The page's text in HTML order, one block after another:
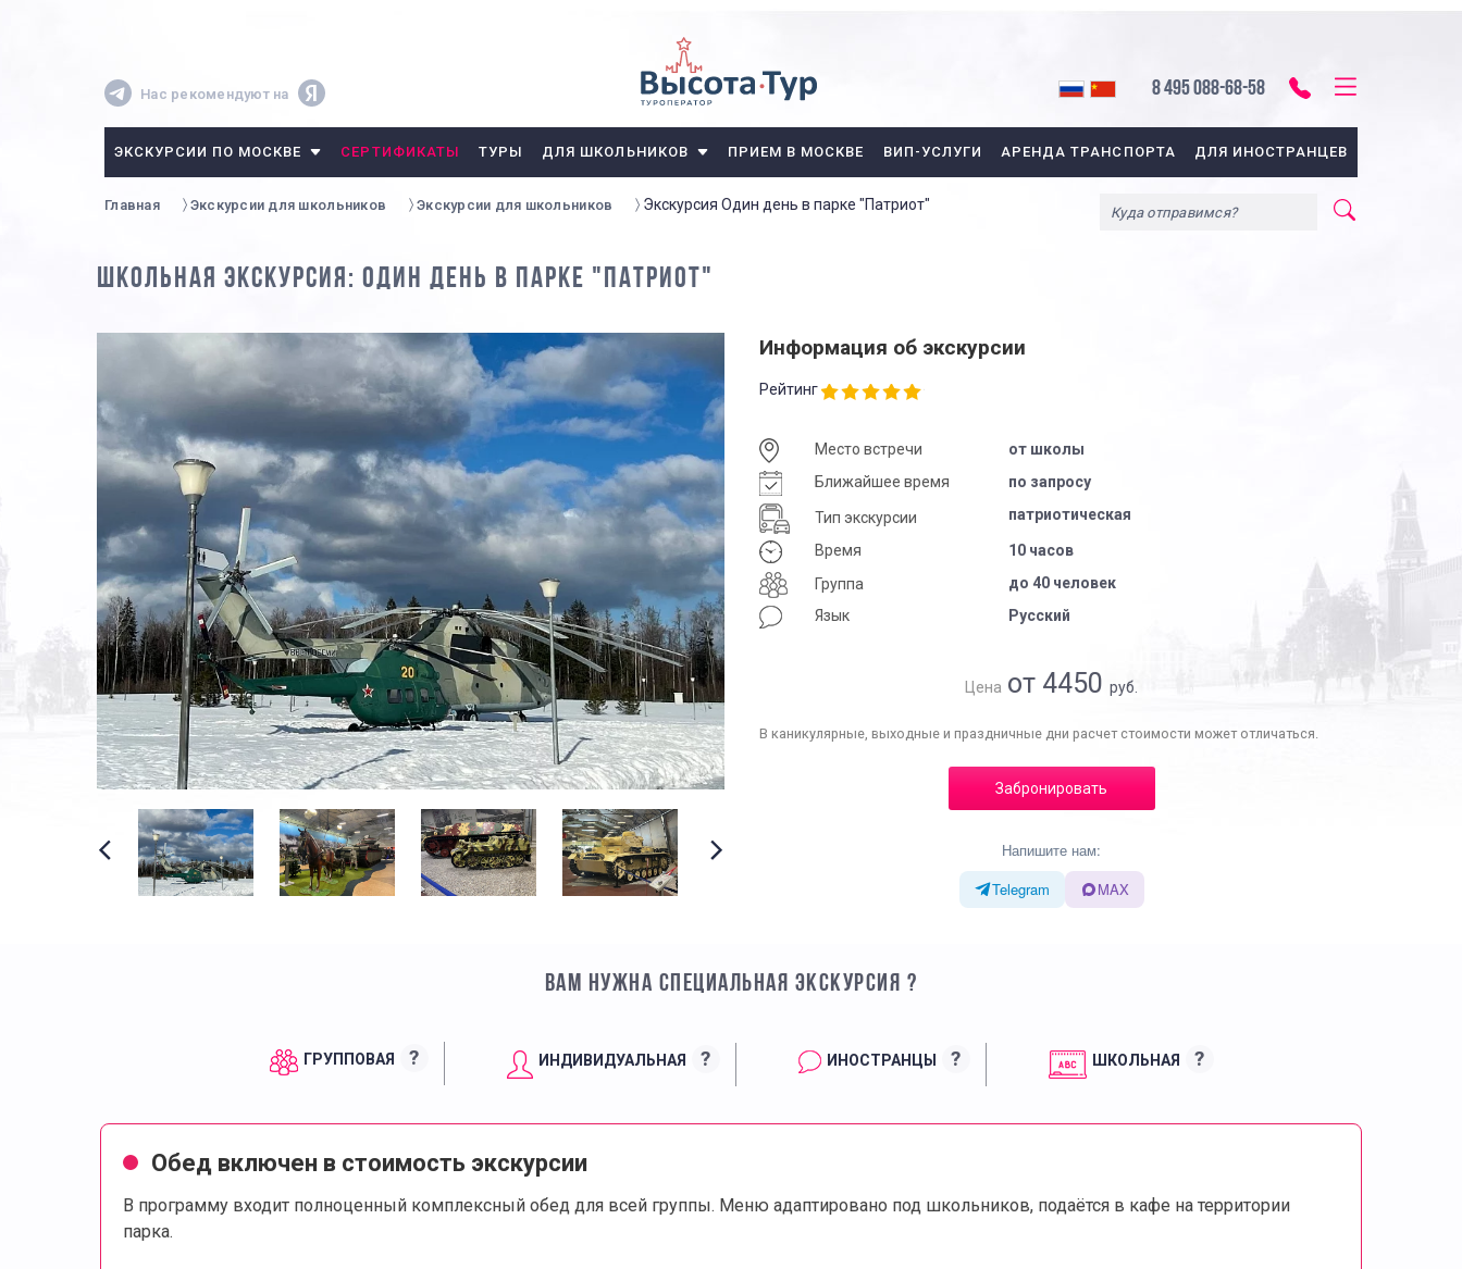
Нас рекомендуют на 8 495 088-68-58
ЭКСКУРСИИ ПО МОСКВЕ СЕРТИФИКАТЫ ТУРЫ ДЛЯ ШКОЛЬНИКОВ ПРИЕМ В МОСКВЕ ВИП-УСЛУГИ АРЕНДА ТРАНСПОРТА ДЛЯ ИНОСТРАНЦЕВ
Главная Экскурсии для школьников Экскурсии для школьников Экскурсия Один день в парке "Патриот"
ШКОЛЬНАЯ ЭКСКУРСИЯ: ОДИН ДЕНЬ В ПАРКЕ "ПАТРИОТ"
Информация об экскурсии
Рейтинг
Место встречи
от школы
Ближайшее время
по запросу
Тип экскурсии патриотическая
Время
10 часов
Группа
до 40 человек
Язык
Русский
Цена от 4450 руб.
В каникулярные, выходные и праздничные дни расчет стоимости может отличаться.
Забронировать
Напишите нам:
Telegram
MAX
ВАМ НУЖНА СПЕЦИАЛЬНАЯ ЭКСКУРСИЯ ?
ГРУППОВАЯ ? ИНДИВИДУАЛЬНАЯ ? ИНОСТРАНЦЫ ? ШКОЛЬНАЯ ?
Обед включен в стоимость экскурсии
В программу входит полноценный комплексный обед для всей группы. Меню адаптировано под школьников, подаётся в кафе на территории
парка.